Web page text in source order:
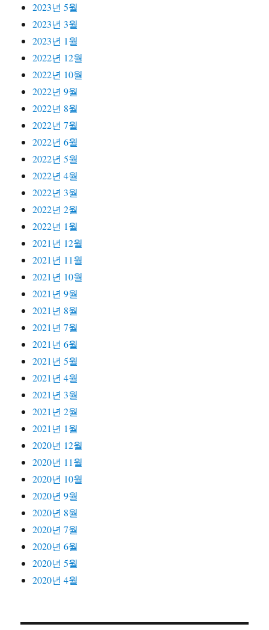
2023년 5월
2023년 3월
2023년 1월
2022년 12월
2022년 10월
2022년 9월
2022년 8월
2022년 7월
2022년 6월
2022년 5월
2022년 4월
2022년 3월
2022년 2월
2022년 1월
2021년 12월
2021년 11월
2021년 10월
2021년 9월
2021년 8월
2021년 7월
2021년 6월
2021년 5월
2021년 4월
2021년 3월
2021년 2월
2021년 1월
2020년 12월
2020년 11월
2020년 10월
2020년 9월
2020년 8월
2020년 7월
2020년 6월
2020년 5월
2020년 4월